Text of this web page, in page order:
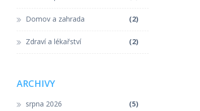
Domov a zahrada (2)
Zdraví a lékařství (2)
ARCHIVY
srpna 2026 (5)